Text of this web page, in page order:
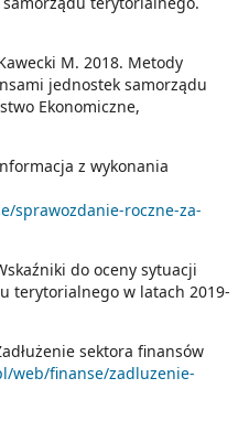
M. 2018. Metody
jednostek samorządu
Ekonomiczne,
z wykonania
sprawozdanie-roczne-za-
do oceny sytuacji
terytorialnego w latach 2019-
sektora finansów
web/finanse/zadluzenie-